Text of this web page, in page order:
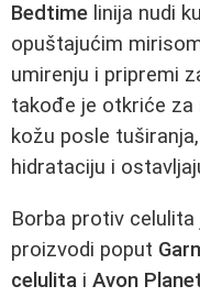
Bedtime linija nudi
opuštajućim
umirenju i pripremi
takođe je otkriće za
kožu posle
hidrataciju i
Borba protiv
proizvodi poput
celulita i Avon